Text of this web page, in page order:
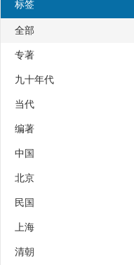
标签
全部
专著
九十年代
当代
编著
中国
北京
民国
上海
清朝